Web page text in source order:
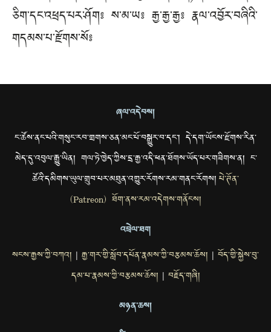
ཅིག་དང་འཕྲད་པར་ཤོག༔ ས་མ་ཡ༔ རྒྱ་རྒྱ་རྒྱ༔ རྣལ་འབྱོར་བཞིའི་
གདམས་པ་རྫོགས་སོ༔
ཞལ་འདེབས།
ང་ཚོས་ནང་པའི་གསུང་རབ་གྲགས་ཅན་མང་པོ་བསྒྱུར་བ་དང་། དེ་དག་ཡོངས་རྫོགས་རིན་
མེད་དུ་འབུལ་རྒྱུ་ཡིན། གལ་ཏེ་ཁྱེད་ཀྱིས་དྲ་རྒྱ་འདི་ཕན་ཐོགས་ཡོད་པར་གཟིགས་ན། ང་
ཚོའི་དམིགས་ཡུལ་གྲུབ་པར་མཐུན་འགྱུར་རོགས་རམ་གནང་རོགས།པེ་ཊོན་
(Patreon) ཐོག་ནས་རམ་འདེགས་གནོངས།
འབྲེལ་ཐག
སངས་རྒྱས་ཀྱི་བཀའ། | རྒྱ་གར་གྱི་སློབ་དཔོན་རྣམས་ཀྱི་བརྩམས་ཆོས། | བོད་གྱི་སྐྱེས་བུ་
དམ་པ་རྣམས་ཀྱི་བརྩམས་ཆོས། | བརྗོད་གཞི།
མཉན་ཆས།